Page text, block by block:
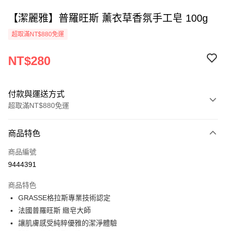
【潔麗雅】普羅旺斯 薰衣草香氛手工皂 100g
超取滿NT$880免運
NT$280
付款與運送方式
超取滿NT$880免運
信用卡一次付款
超商取貨付款
Apple Pay
ATM付款
商品特色
商品編號
9444391
商品特色
GRASSE格拉斯專業技術認定
法國普羅旺斯 緻皂大師
讓肌膚感受純粹優雅的潔淨體驗